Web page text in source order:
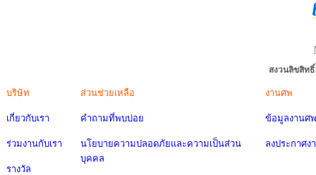
สงวนลิขสิท
บริษัท
เกี่ยวกับเรา
ร่วมงานกับเรา
รางวัล
ส่วนช่วยเหลือ
คำถามที่พบบ่อย
นโยบายความปลอดภัยและความเป็นส่วน
บุคคล
งานศพ
ข้อมูลงานศพ
ลงประกาศง